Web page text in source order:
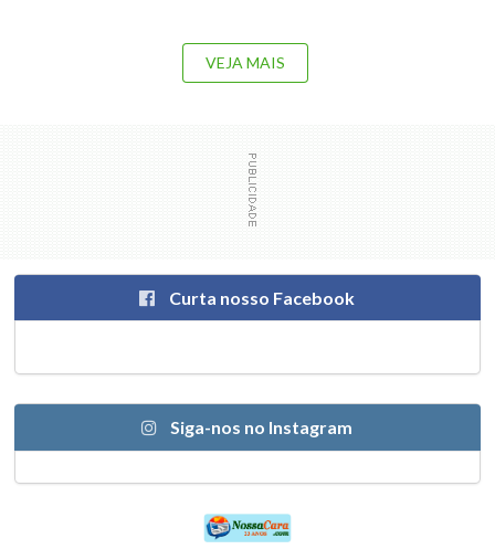
VEJA MAIS
Curta nosso Facebook
Siga-nos no Instagram